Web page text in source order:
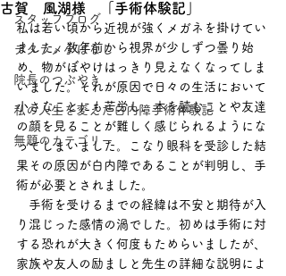
スタッフブログ
デタラメ小ばなし
院長のつぶやき
私の人生を変えた白内障手術体験記
無題のカテゴリー
古賀 風湖様 「手術体験記」
私は若い頃から近視が強くメガネを掛けてい
ました。数年前から視界が少しずつ曇り始
め、物がぼやけはっきり見えなくなってしま
いました。それが原因で日々の生活において
小さなことにも苦労し、本を読むことや友達
の顔を見ることが難しく感じられるようにな
ってしまいました。こなり眼科を受診した結
果その原因が白内障であることが判明し、手
術が必要とされました。
手術を受けるまでの経緯は不安と期待が入
り混じった感情の渦でした。初めは手術に対
する恐れが大きく何度もためらいましたが、
家族や友人の励ましと先生の詳細な説明によ